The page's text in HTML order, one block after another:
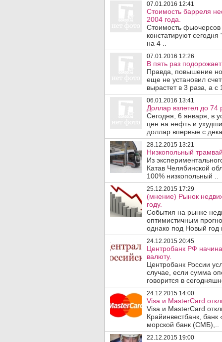
07.01.2016 12:41
Стоимость барреля
2004 года.
Стоимость
констатируют
на 4 ..
07.01.2016 12:26
В пять раз
Правда, повышение
еще не установил
вырастет в 3 раза, а
06.01.2016 13:41
Доллар взлетел до 74
Сегодня, 6 января, в
цен на нефть и
доллар впервые с
28.12.2015 13:21
Низкопольный
Из
Катав Челябинской
100% низкопольный ..
25.12.2015 17:29
(мнение) Рынок
году.
События на рынке
оптимистичным
однако под Новый год
24.12.2015 20:45
Центробанк РФ
валюту.
Центробанк России
случае, если сумма
говорится в
24.12.2015 14:00
Visa и MasterCard
Visa и MasterCard
Крайинвестбанк,
морской банк (СМБ),..
22.12.2015 19:00